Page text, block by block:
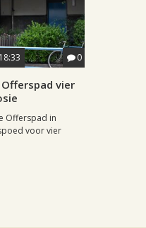
0
vier
Offerspad in
voor vier